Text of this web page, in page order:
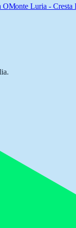
OMonte Luria - Cresta